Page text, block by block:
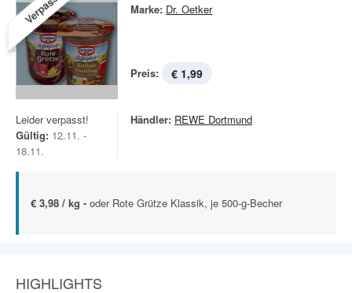
Marke: Dr. Oetker
Preis: € 1,99
Leider verpasst!
Gültig: 12.11. -
18.11.
Händler: REWE Dortmund
€ 3,98 / kg - oder Rote Grütze Klassik, je 500-g-Becher
HIGHLIGHTS